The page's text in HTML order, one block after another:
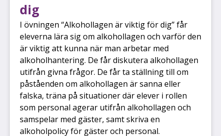
dig
I övningen “Alkohollagen är viktig för dig” får
eleverna lära sig om alkohollagen och varför den
är viktig att kunna när man arbetar med
alkoholhantering. De får diskutera alkohollagen
utifrån givna frågor. De får ta ställning till om
påståenden om alkohollagen är sanna eller
falska, träna på situationer där elever i rollen
som personal agerar utifrån alkohollagen och
samspelar med gäster, samt skriva en
alkoholpolicy för gäster och personal.